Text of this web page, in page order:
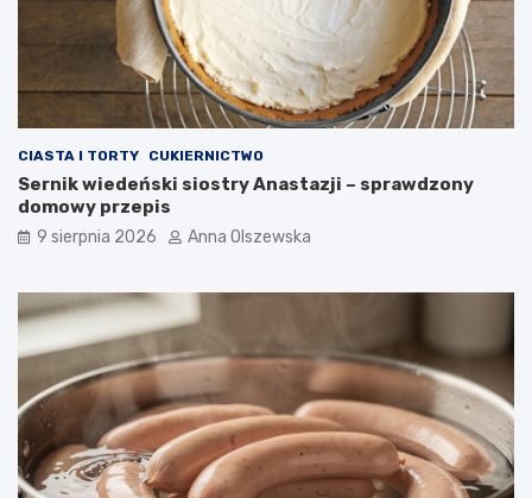
d
n
w
o
z
e
s
n
k
u
i
?
CIASTA I TORTY CUKIERNICTWO
Sernik wiedeński siostry Anastazji – sprawdzony
domowy przepis
9 sierpnia 2026 Anna Olszewska